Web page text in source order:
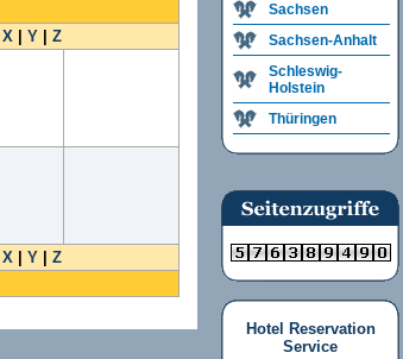
X Y
Z
X Y
Z
Sachsen
Sachsen-Anhalt
Schleswig-
Holstein
Thüringen
Hotel Reservation
Service